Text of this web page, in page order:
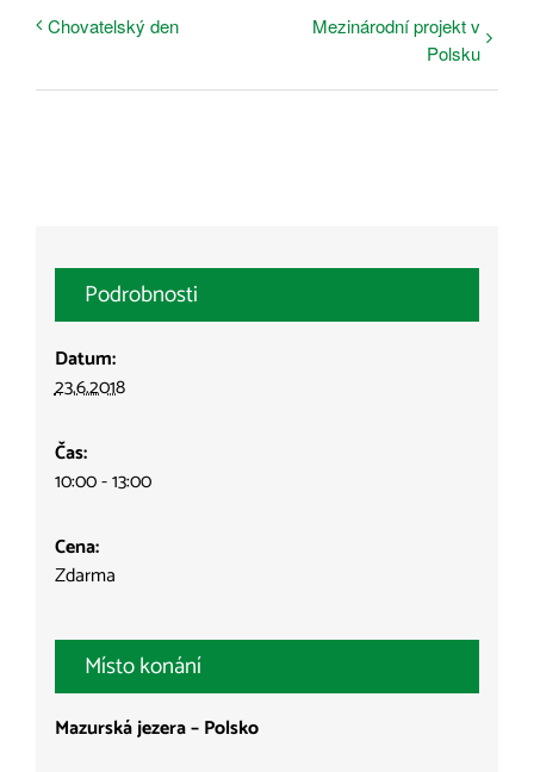
Chovatelský den
Mezinárodní projekt v
Polsku
Podrobnosti
Datum:
23.6.2018
Čas:
10:00 - 13:00
Cena:
Zdarma
Místo konání
Mazurská jezera – Polsko